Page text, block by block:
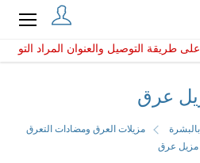
والعنوان المراد التوصيل
على طريقة التوصيل والعنوان
عرق
بالبشرة
مزيلات العرق ومضادات التعرق
مزيل عرق